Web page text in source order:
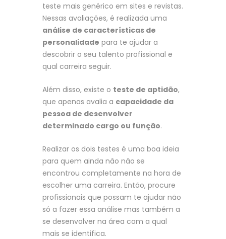
teste mais genérico em sites e revistas.
Nessas avaliações, é realizada uma
análise de características de
personalidade para te ajudar a
descobrir o seu talento profissional e
qual carreira seguir.
Além disso, existe o teste de aptidão,
que apenas avalia a capacidade da
pessoa de desenvolver
determinado cargo ou função.
Realizar os dois testes é uma boa ideia
para quem ainda não não se
encontrou completamente na hora de
escolher uma carreira. Então, procure
profissionais que possam te ajudar não
só a fazer essa análise mas também a
se desenvolver na área com a qual
mais se identifica.